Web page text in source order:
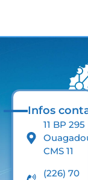
Infos
11 BP 295
CMS 11
(226) 70